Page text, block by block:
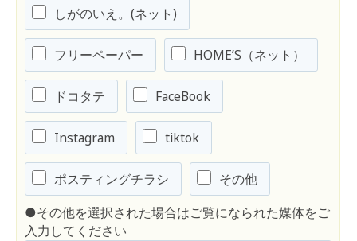
しがのいえ。(ネット)
フリーペーパー HOME’S（ネット）
ドコタテ FaceBook
Instagram tiktok
ポスティングチラシ
その他
●その他を選択された場合はご覧になられた媒体をご
入力してください